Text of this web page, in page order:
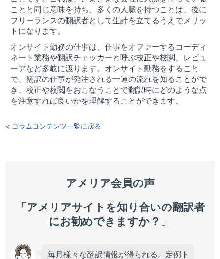
ことと同じ意味を持ち、多くの人脈を持つことは、後に
フリーランスの翻訳者として生計を立てるうえでメリッ
トになります。
オンサイト勤務の仕事は、仕事をオファーするコーディ
ネート業務や翻訳チェッカーと呼ぶ校正や校閲、レビュ
ーアなど多岐に渡ります。オンサイト勤務をすること
で、翻訳の仕事が発注される一連の流れを知ることがで
き、校正や校閲をおこなうことで翻訳時にどのような点
を注意すれば良いかを理解することができます。
< コラムコンテンツ一覧に戻る
アメリア会員の声
「アメリアサイトを知り合いの翻訳者
にお勧めできますか？」
毎月様々な翻訳情報が得られる。定例ト